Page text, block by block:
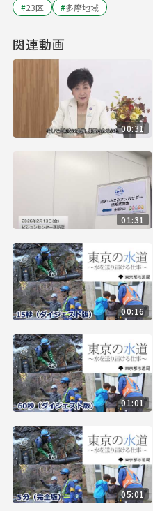
#23区 #多摩地域
関連動画
00:31
01:31
00:16
01:01
05:01